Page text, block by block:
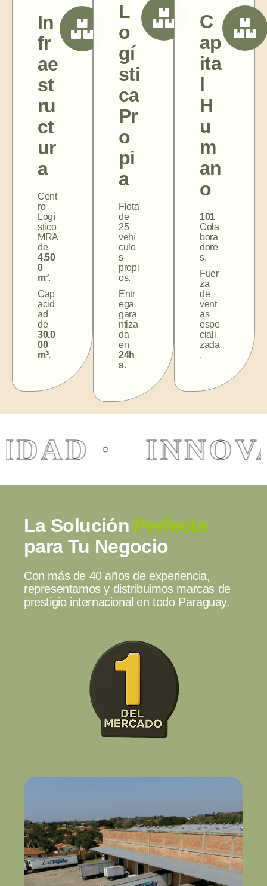
In
fr
ae
st
ru
ct
ur
a
Cent
ro
Logí
stico
MRA
de
4.50
0
m².
Cap
acid
ad
de
30.0
00
m³.
L
o
gí
sti
ca
Pr
o
pi
a
Flota
de
25
vehí
culo
s
propi
os.
Entr
ega
gara
ntiza
da
en
24h
s.
C
ap
ita
l
H
u
m
an
o
101
Cola
bora
dore
s.
Fuer
za
de
vent
as
espe
ciali
zada
.
·
La Solución Perfecta
para Tu Negocio
Con más de 40 años de experiencia,
representamos y distribuimos marcas de
prestigio internacional en todo Paraguay.